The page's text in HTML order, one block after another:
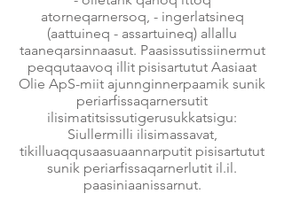
atorneqarnersoq, - ingerlatsineq
(aattuineq - assartuineq) allallu
taaneqarsinnaasut. Paasissutissiinermut
peqqutaavoq illit pisisartutut Aasiaat
Olie ApS-miit ajunnginnerpaamik sunik
periarfissaqarnersutit
ilisimatitsissutigerusukkatsigu:
Siullermilli ilisimassavat,
tikilluaqqusaasuaannarputit pisisartutut
sunik periarfissaqarnerlutit il.il.
paasiniaanissarnut.